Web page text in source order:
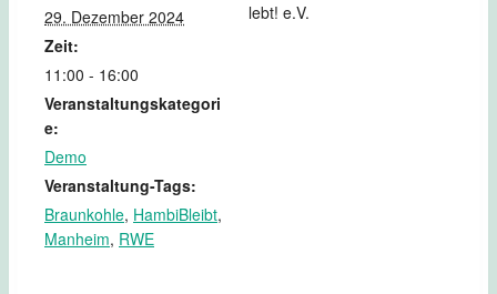
29. Dezember 2024
Zeit:
11:00 - 16:00
Veranstaltungskategori
e:
Demo
Veranstaltung-Tags:
Braunkohle, HambiBleibt,
Manheim, RWE
lebt! e.V.